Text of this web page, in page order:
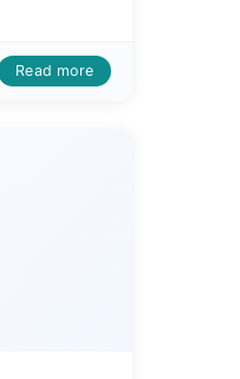
Read more